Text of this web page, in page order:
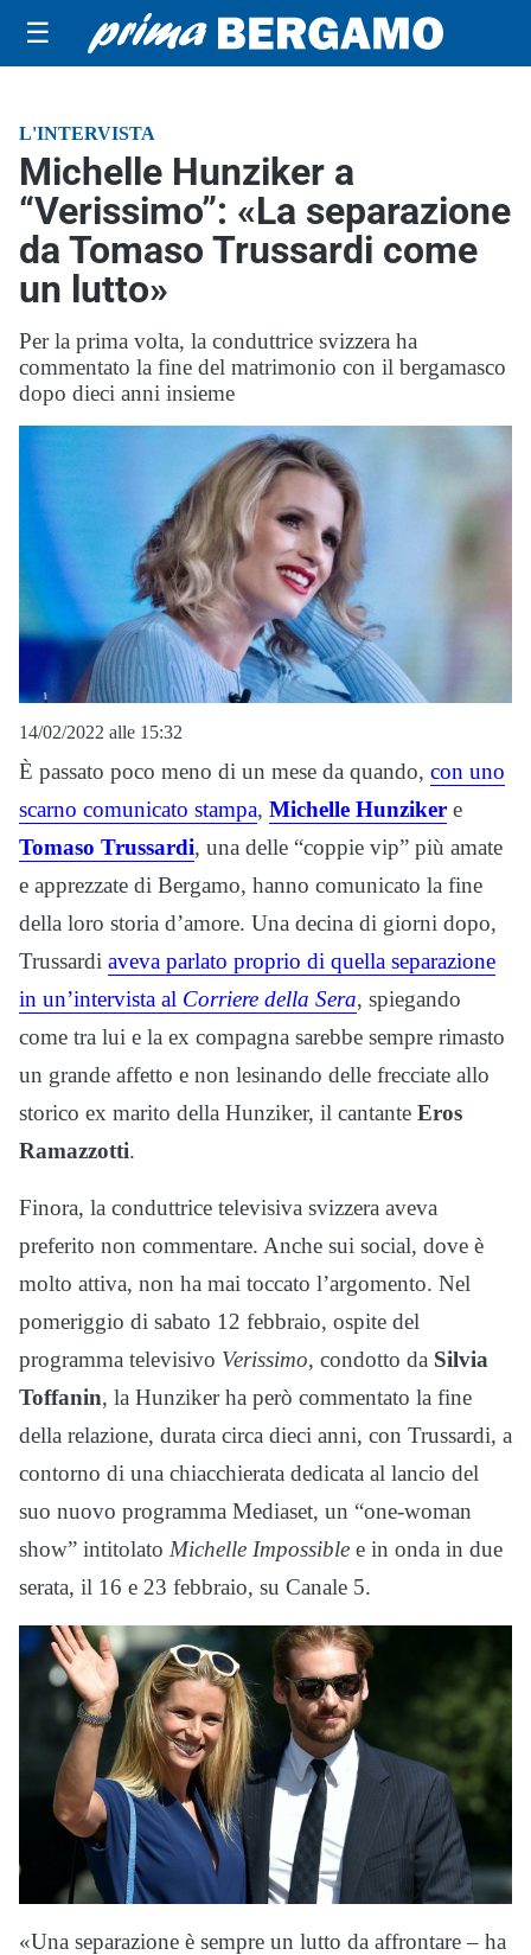
☰
L'INTERVISTA
Michelle Hunziker a
“Verissimo”: «La separazione
da Tomaso Trussardi come
un lutto»
Per la prima volta, la conduttrice svizzera ha
commentato la fine del matrimonio con il bergamasco
dopo dieci anni insieme
14/02/2022 alle 15:32
È passato poco meno di un mese da quando, con uno
scarno comunicato stampa, Michelle Hunziker e
Tomaso Trussardi, una delle “coppie vip” più amate
e apprezzate di Bergamo, hanno comunicato la fine
della loro storia d’amore. Una decina di giorni dopo,
Trussardi aveva parlato proprio di quella separazione
in un’intervista al Corriere della Sera, spiegando
come tra lui e la ex compagna sarebbe sempre rimasto
un grande affetto e non lesinando delle frecciate allo
storico ex marito della Hunziker, il cantante Eros
Ramazzotti.
Finora, la conduttrice televisiva svizzera aveva
preferito non commentare. Anche sui social, dove è
molto attiva, non ha mai toccato l’argomento. Nel
pomeriggio di sabato 12 febbraio, ospite del
programma televisivo Verissimo, condotto da Silvia
Toffanin, la Hunziker ha però commentato la fine
della relazione, durata circa dieci anni, con Trussardi, a
contorno di una chiacchierata dedicata al lancio del
suo nuovo programma Mediaset, un “one-woman
show” intitolato Michelle Impossible e in onda in due
serata, il 16 e 23 febbraio, su Canale 5.
«Una separazione è sempre un lutto da affrontare – ha